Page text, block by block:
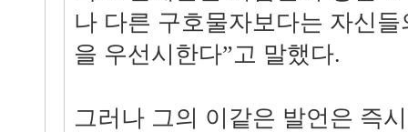
나 다른 구호물자보다는 자신
을 우선시한다”고 말했다.
그러나 그의 이같은 발언은 즉